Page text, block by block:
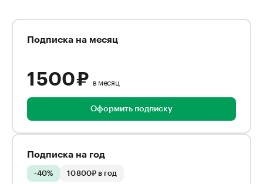
Подписка на месяц
1 500 ₽ в месяц
Оформить подписку
Подписка на год
-40% 10 800₽ в год